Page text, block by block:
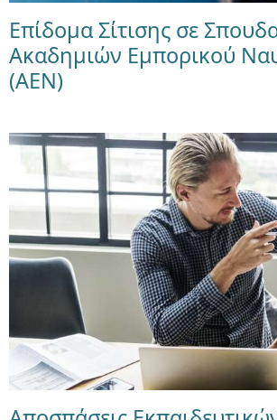
Επίδομα Σίτισης σε
Ακαδημιών Εμπορικού
(ΑΕΝ)